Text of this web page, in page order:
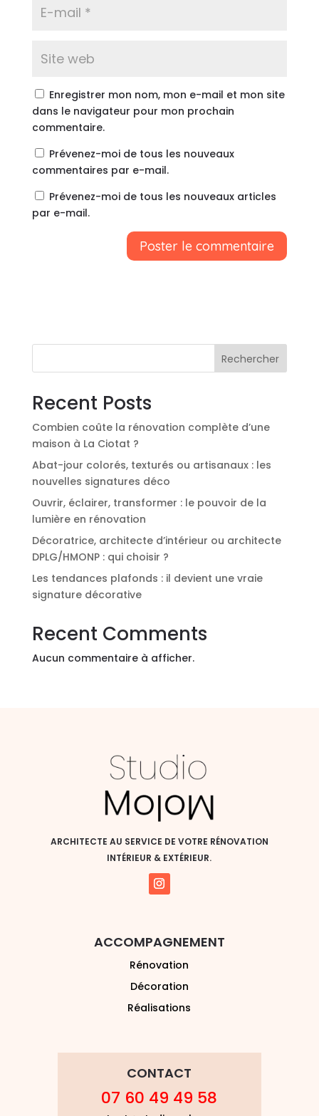
Enregistrer mon nom, mon e-mail et mon site
dans le navigateur pour mon prochain
commentaire.
Prévenez-moi de tous les nouveaux
commentaires par e-mail.
Prévenez-moi de tous les nouveaux articles
par e-mail.
i
e
:
Rechercher
Recent Posts
Combien coûte la rénovation complète d’une
maison à La Ciotat ?
Abat-jour colorés, texturés ou artisanaux : les
nouvelles signatures déco
Ouvrir, éclairer, transformer : le pouvoir de la
lumière en rénovation
Décoratrice, architecte d’intérieur ou architecte
DPLG/HMONP : qui choisir ?
Les tendances plafonds : il devient une vraie
signature décorative
Recent Comments
Aucun commentaire à afficher.
ARCHITECTE AU SERVICE DE VOTRE RÉNOVATION
INTÉRIEUR & EXTÉRIEUR.
ACCOMPAGNEMENT
Rénovation
Décoration
Réalisations
CONTACT
07 60 49 49 58